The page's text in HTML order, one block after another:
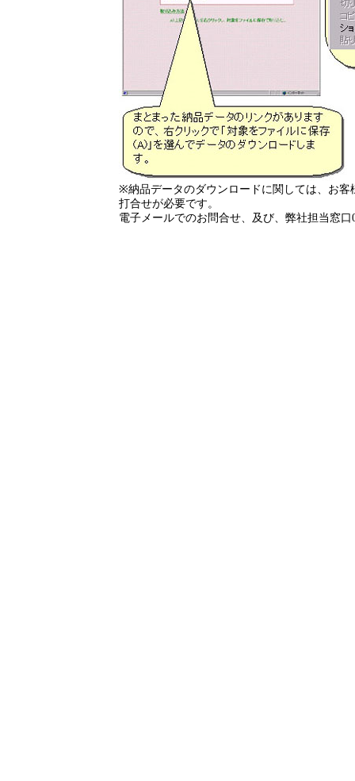
※納品データのダウンロードに関しては、お
打合せが必要です。
電子メールでのお問合せ、及び、弊社担当窓口